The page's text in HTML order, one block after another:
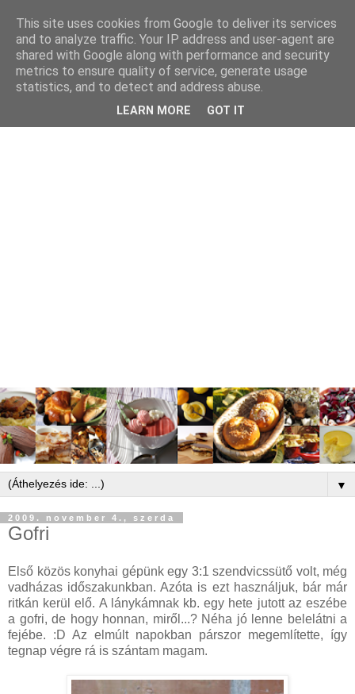
▼
2009. november 4., szerda
Gofri
Első közös konyhai gépünk egy 3:1 szendvicssütő volt, még
vadházas időszakunkban. Azóta is ezt használjuk, bár már
ritkán kerül elő. A lánykámnak kb. egy hete jutott az eszébe
a gofri, de hogy honnan, miről...? Néha jó lenne belelátni a
fejébe. :D Az elmúlt napokban párszor megemlítette, így
tegnap végre rá is szántam magam.
This site uses cookies from Google to deliver its services
and to analyze traffic. Your IP address and user-agent are
shared with Google along with performance and security
metrics to ensure quality of service, generate usage
statistics, and to detect and address abuse.
LEARN MORE GOT IT